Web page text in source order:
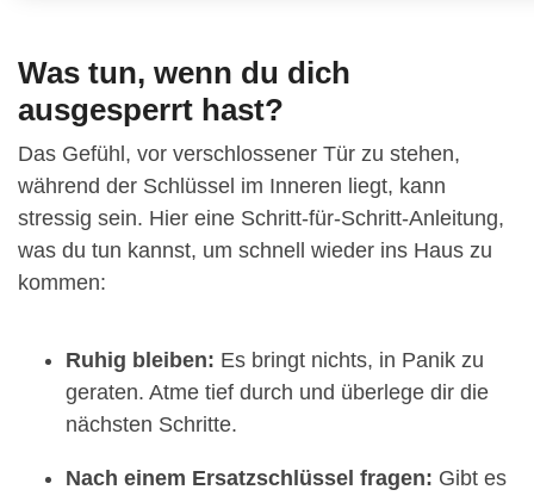
Was tun, wenn du dich
ausgesperrt hast?
Das Gefühl, vor verschlossener Tür zu stehen,
während der Schlüssel im Inneren liegt, kann
stressig sein. Hier eine Schritt-für-Schritt-Anleitung,
was du tun kannst, um schnell wieder ins Haus zu
kommen:
Ruhig bleiben: Es bringt nichts, in Panik zu
geraten. Atme tief durch und überlege dir die
nächsten Schritte.
Nach einem Ersatzschlüssel fragen: Gibt es